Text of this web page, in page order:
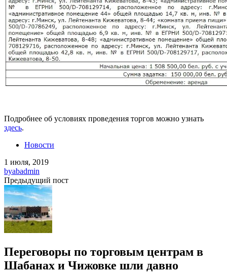
Подробнее об условиях проведения торгов можно узнать
здесь.
Новости
1 июля, 2019
byabadmin
Предыдущий пост
Переговоры по торговым центрам в
Шабанах и Чижовке шли давно